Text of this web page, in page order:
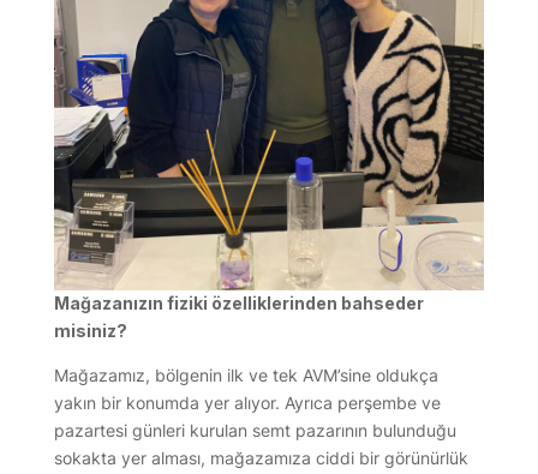
Mağazanızın fiziki özelliklerinden bahseder
misiniz?
Mağazamız, bölgenin ilk ve tek AVM’sine oldukça
yakın bir konumda yer alıyor. Ayrıca perşembe ve
pazartesi günleri kurulan semt pazarının bulunduğu
sokakta yer alması, mağazamıza ciddi bir görünürlük